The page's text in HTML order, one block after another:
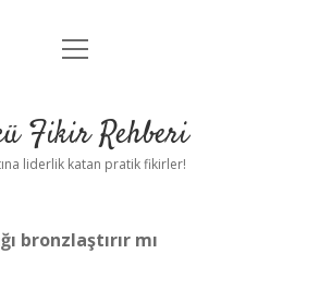
Anasayfa
Yasal Uyarı
menüyü
Fikir Rehberi
liderlik katan pratik fikirler!
bronzlaştırır mı